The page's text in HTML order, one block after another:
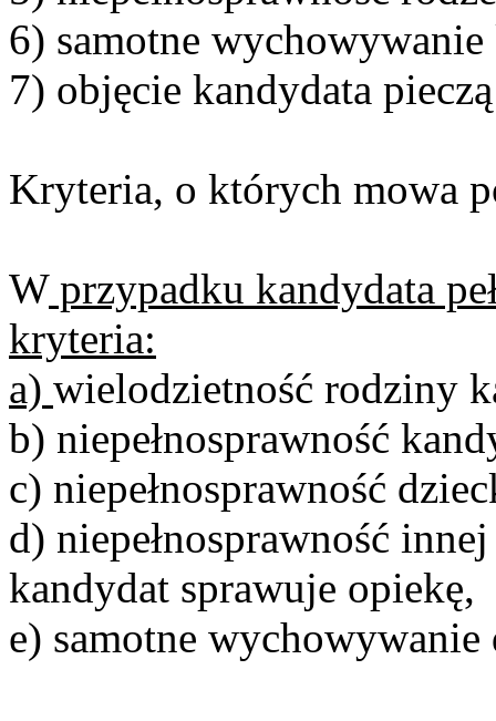
6) samotne
7) objęcie kandydata
Kryteria, o których mowa
Wprzypadku kandydata
kryteria:
a) wielodzietność rodziny
b) niepełnosprawność
c) niepełnosprawność
d) niepełnosprawność
kandydat sprawuje opiekę,
e) samotne